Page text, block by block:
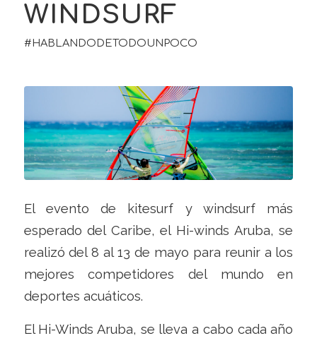
WINDSURF
#HABLANDODETODOUNPOCO
El evento de kitesurf y windsurf más
esperado del Caribe, el Hi-winds Aruba, se
realizó del 8 al 13 de mayo para reunir a los
mejores competidores del mundo en
deportes acuáticos.
El Hi-Winds Aruba, se lleva a cabo cada año